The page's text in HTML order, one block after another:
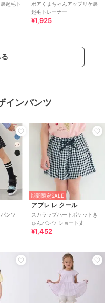
起毛ト
ボアくまちゃんアップリケ裏
起毛トレーナー
¥1,925
インパンツ
ンツ
期間限定SALE
アプレ レ クール
スカラップハートポケットき
ゅんパンツ ショート丈
¥1,452